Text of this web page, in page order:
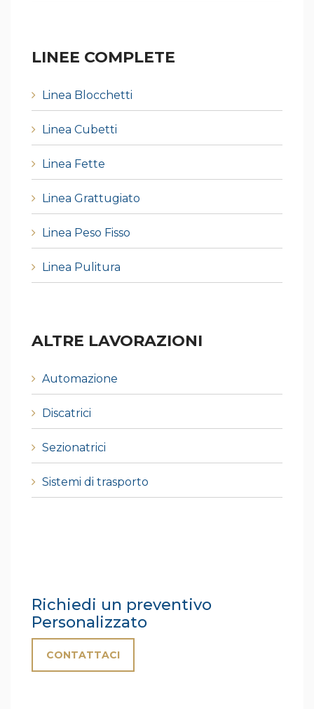
LINEE COMPLETE
Linea Blocchetti
Linea Cubetti
Linea Fette
Linea Grattugiato
Linea Peso Fisso
Linea Pulitura
ALTRE LAVORAZIONI
Automazione
Discatrici
Sezionatrici
Sistemi di trasporto
Richiedi un preventivo
Personalizzato
CONTATTACI